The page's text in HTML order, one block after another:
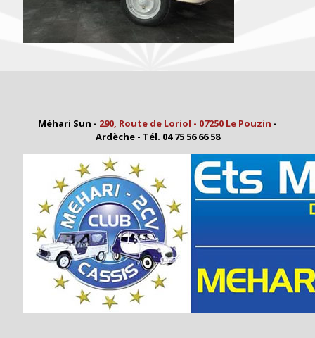
Méhari Sun - 290, Route de Loriol - 07250 Le Pouzin -
Ardèche - Tél. 04 75 56 66 58